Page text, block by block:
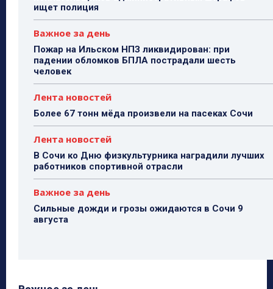
ищет полиция
Важное за день
Пожар на Ильском НПЗ ликвидирован: при
падении обломков БПЛА пострадали шесть
человек
Лента новостей
Более 67 тонн мёда произвели на пасеках Сочи
Лента новостей
В Сочи ко Дню физкультурника наградили лучших
работников спортивной отрасли
Важное за день
Сильные дожди и грозы ожидаются в Сочи 9
августа